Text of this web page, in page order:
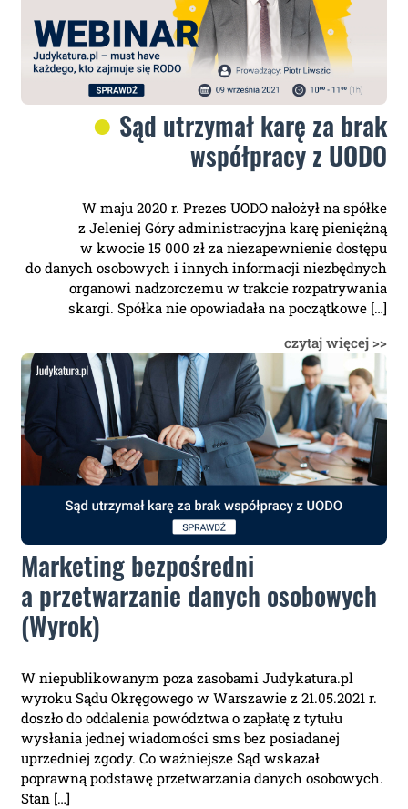
Sąd utrzymał karę za brak
współpracy z UODO
W maju 2020 r. Prezes UODO nałożył na spółke
z Jeleniej Góry administracyjna karę pieniężną
w kwocie 15 000 zł za niezapewnienie dostępu
do danych osobowych i innych informacji niezbędnych
organowi nadzorczemu w trakcie rozpatrywania
skargi. Spółka nie opowiadała na początkowe […]
czytaj więcej >>
Marketing bezpośredni
a przetwarzanie danych osobowych
(Wyrok)
W niepublikowanym poza zasobami Judykatura.pl
wyroku Sądu Okręgowego w Warszawie z 21.05.2021 r.
doszło do oddalenia powództwa o zapłatę z tytułu
wysłania jednej wiadomości sms bez posiadanej
uprzedniej zgody. Co ważniejsze Sąd wskazał
poprawną podstawę przetwarzania danych osobowych.
Stan […]